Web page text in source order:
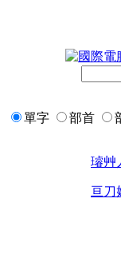
單字 部首
璿艸
亘刀